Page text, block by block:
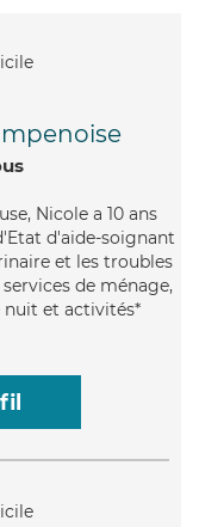
Nicole a 10 ans
d'aide-soignant
et les troubles
de ménage,
et activités*